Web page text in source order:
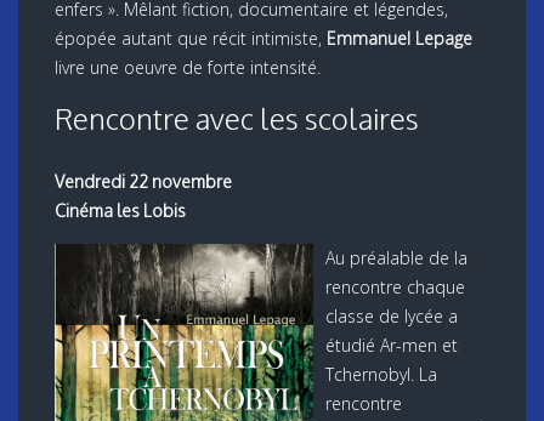
enfers ». Mêlant fiction, documentaire et légendes,
épopée autant que récit intimiste, Emmanuel Lepage
livre une oeuvre de forte intensité.
Rencontre avec les scolaires
Vendredi 22 novembre
Cinéma les Lobis
Au préalable de la
rencontre chaque
classe de lycée a
étudié Ar-men et
Tchernobyl. La
rencontre